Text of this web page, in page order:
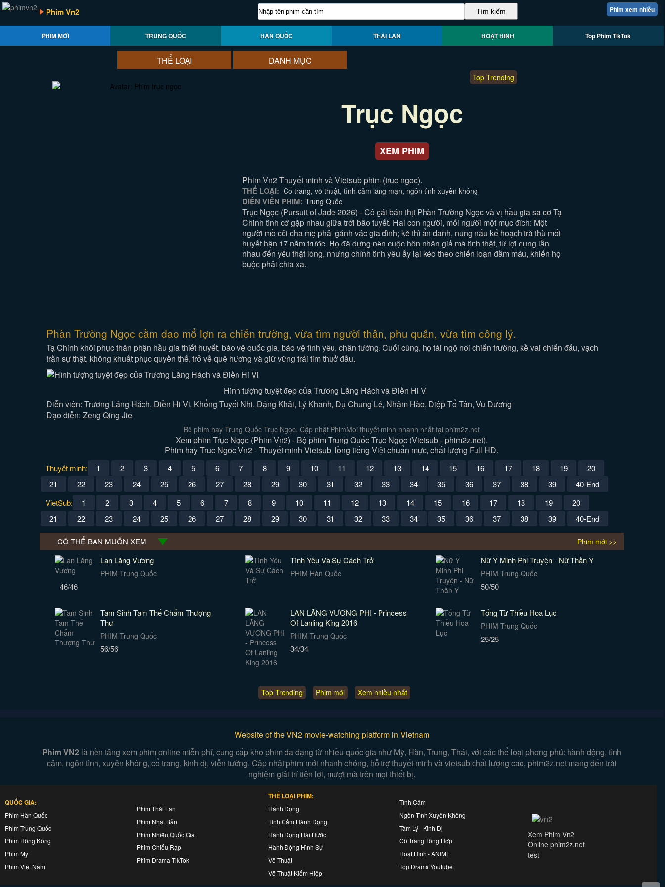
Phim xem nhiều
Phim Vn2
PHIM MỚI TRUNG QUỐC HÀN QUỐC THÁI LAN HOẠT HÌNH Top Phim TikTok
THỂ LOẠI DANH MỤC
Top Trending
Trục Ngọc
XEM PHIM
Phim Vn2 Thuyết minh và Vietsub phim (truc ngoc).
THỂ LOẠI: Cổ trang, võ thuật, tình cảm lãng mạn, ngôn tình xuyên không
DIỄN VIÊN PHIM: Trung Quốc
Trục Ngọc (Pursuit of Jade 2026) - Cô gái bán thịt Phàn Trường Ngọc và vị hầu gia sa cơ Tạ
Chinh tình cờ gặp nhau giữa trời bão tuyết. Hai con người, mỗi người một mục đích: Một
người mồ côi cha mẹ phải gánh vác gia đình; kẻ thì ẩn danh, nung nấu kế hoạch trả thù mối
huyết hận 17 năm trước. Họ đã dựng nên cuộc hôn nhân giả mà tình thật, từ lợi dụng lẫn
nhau đến yêu thật lòng, nhưng chính tình yêu ấy lại kéo theo chiến loạn đẫm máu, khiến họ
buộc phải chia xa.
Phàn Trường Ngọc cầm dao mổ lợn ra chiến trường, vừa tìm người thân, phu quân, vừa tìm công lý.
Tạ Chinh khôi phục thân phận hầu gia thiết huyết, bảo vệ quốc gia, bảo vệ tình yêu, chân tướng. Cuối cùng, họ tái ngộ nơi chiến trường, kề vai chiến đấu, vạch
trần sự thật, không khuất phục quyền thế, trở về quê hương và giữ vững trái tim thuở đầu.
Hình tượng tuyệt đẹp của Trương Lăng Hách và Điền Hi Vi
Diễn viên: Trương Lăng Hách, Điền Hi Vi, Khổng Tuyết Nhi, Đặng Khải, Lý Khanh, Dụ Chung Lê, Nhậm Hào, Diệp Tổ Tân, Vu Dương
Đạo diễn: Zeng Qing Jie
Bộ phim hay Trung Quốc Trục Ngọc. Cập nhật PhimMoi thuyết minh nhanh nhất tại phim2z.net
Xem phim Trục Ngọc (Phim Vn2) - Bộ phim Trung Quốc Trục Ngọc (Vietsub - phim2z.net).
Phim hay Truc Ngoc Vn2 - Thuyết minh Vietsub, lồng tiếng Việt chuẩn mực, chất lượng Full HD.
Thuyết minh: 1 2 3 4 5 6 7 8 9 10 11 12 13 14 15 16 17 18 19
20
21
22 23 24 25 26 27 28 29 30 31 32 33 34 35 36 37 38 39
40-End
VietSub:
1 2 3 4 5 6 7 8 9 10 11 12 13 14 15 16 17 18 19
20
21
22 23 24 25 26 27 28 29 30 31 32 33 34 35 36 37 38 39 40-End
CÓ THỂ BẠN MUỐN XEM Phim mới >>
Lan Lăng Vương
PHIM Trung Quốc
46/46
Tình Yêu Và Sự Cách Trở
PHIM Hàn Quốc
Nữ Y Minh Phi Truyện - Nữ Thần Y
PHIM Trung Quốc
50/50
Tam Sinh Tam Thế Chẩm Thượng
Thư
PHIM Trung Quốc
56/56
LAN LĂNG VƯƠNG PHI - Princess
Of Lanling King 2016
PHIM Trung Quốc
34/34
Tống Từ Thiều Hoa Lục
PHIM Trung Quốc
25/25
Top Trending Phim mới Xem nhiều nhất
Website of the VN2 movie-watching platform in Vietnam
Phim VN2 là nền tảng xem phim online miễn phí, cung cấp kho phim đa dạng từ nhiều quốc gia như Mỹ, Hàn, Trung, Thái, với các thể loại phong phú: hành động, tình
cảm, ngôn tình, xuyên không, cổ trang, kinh dị, viễn tưởng. Cập nhật phim mới nhanh chóng, hỗ trợ thuyết minh và vietsub chất lượng cao, phim2z.net mang đến trải
nghiệm giải trí tiện lợi, mượt mà trên mọi thiết bị.
QUỐC GIA:
Phim Hàn Quốc
Phim Trung Quốc
Phim Hồng Kông
Phim Mỹ
Phim Việt Nam
Phim Thái Lan
Phim Nhật Bản
Phim Nhiều Quốc Gia
Phim Chiếu Rạp
Phim Drama TikTok
THỂ LOẠI PHIM:
Hành Động
Tình Cảm Hành Động
Hành Động Hài Hước
Hành Động Hình Sự
Võ Thuật
Võ Thuật Kiếm Hiệp
Tình Cảm
Ngôn Tình Xuyên Không
Tâm Lý - Kinh Dị
Cổ Trang Tổng Hợp
Hoạt Hình - ANIME
Top Drama Youtube
Xem Phim Vn2
Online phim2z.net
test